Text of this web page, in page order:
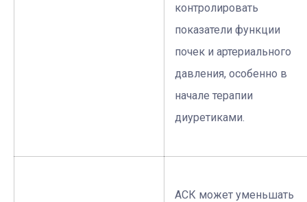
контролировать
показатели функции
почек и артериального
давления, особенно в
начале терапии
диуретиками.
АСК может уменьшать